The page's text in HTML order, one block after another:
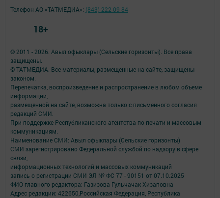
© 2011 - 2026. Авыл офыклары (Сельские горизонты). Все права
защищены.
© ТАТМЕДИА. Все материалы, размещенные на сайте, защищены
законом.
Перепечатка, воспроизведение и распространение в любом объеме
информации,
размещенной на сайте, возможна только с письменного согласия
редакций СМИ.
При поддержке Республиканского агентства по печати и массовым
коммуникациям.
Наименование СМИ: Авыл офыклары (Сельские горизонты)
СМИ зарегистрировано Федеральной службой по надзору в сфере
связи,
информационных технологий и массовых коммуникаций
запись о регистрации СМИ ЭЛ № ФС 77 - 90151 от 07.10.2025
ФИО главного редактора: Газизова Гульчачак Хизаповна
Адрес редакции: 422650,Российская Федерация, Республика
Телефон АО «ТАТМЕДИА»: (843) 222 09 84
18+